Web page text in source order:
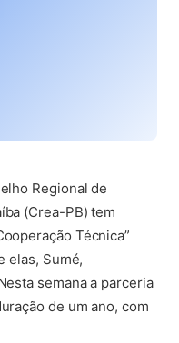
Regional de
(Crea-PB) tem
Técnica”
elas, Sumé,
semana a parceria
de um ano, com